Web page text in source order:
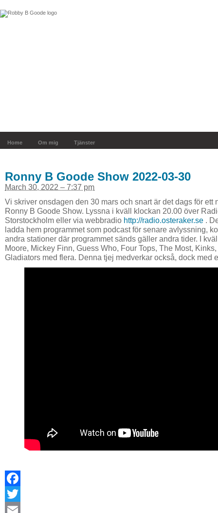
Home Om mig Tjänster
Ronny B Goode Show 2022-03-30
March 30, 2022 – 7:37 pm
Vi skriver onsdagen den 30 mars och snart är det dags för ett
Ronny B Goode Show. Lyssna i kväll klockan 20.00 över
Storstockholm eller via webbradio http://radio.osteraker.se .
ladda hem programmet som podcast för senare avlyssning,
andra stationer där programmet sänds gäller andra tider. I
Moore, Mickey Finn, Guess Who, Four Tops, The Most,
Gladiators med flera. Denna tjej medverkar också, dock med
Facebook
Twitter